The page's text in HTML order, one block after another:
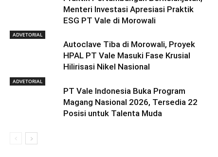
Menteri Investasi Apresiasi Praktik
ESG PT Vale di Morowali
ADVETORIAL
Autoclave Tiba di Morowali, Proyek
HPAL PT Vale Masuki Fase Krusial
Hilirisasi Nikel Nasional
ADVETORIAL
PT Vale Indonesia Buka Program
Magang Nasional 2026, Tersedia 22
Posisi untuk Talenta Muda